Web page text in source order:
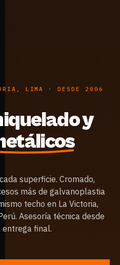
LIMA · DESDE 2006
y
superficie. Cromado,
más de galvanoplastia
techo en La Victoria,
Asesoría técnica desde
final.